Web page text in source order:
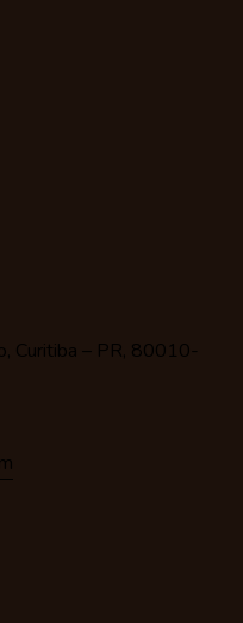
Curitiba – PR, 80010-